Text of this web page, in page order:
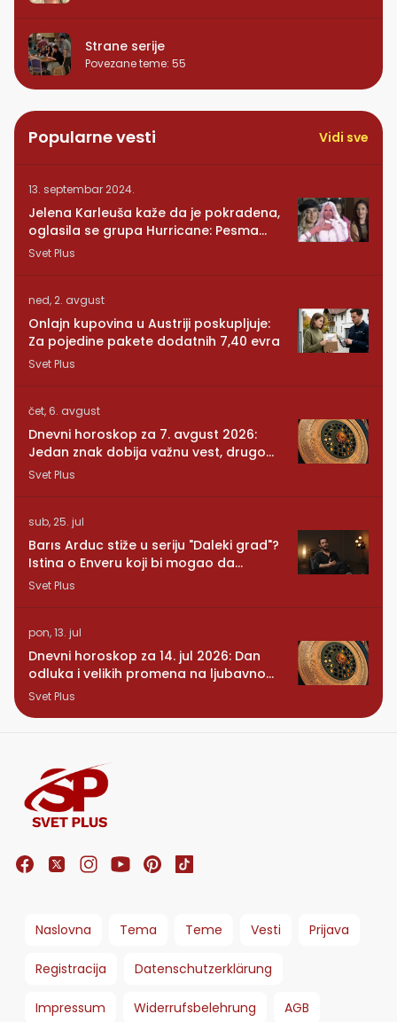
Strane serije
Povezane teme: 55
Popularne vesti Vidi sve
13. septembar 2024.
Jelena Karleuša kaže da je pokradena,
oglasila se grupa Hurricane: Pesma
RUNDE je naša!
Svet Plus
ned, 2. avgust
Onlajn kupovina u Austriji poskupljuje:
Za pojedine pakete dodatnih 7,40 evra
Svet Plus
čet, 6. avgust
Dnevni horoskop za 7. avgust 2026:
Jedan znak dobija važnu vest, drugom
se vraća osoba iz prošlosti
Svet Plus
sub, 25. jul
Barıs Arduc stiže u seriju "Daleki grad"?
Istina o Enveru koji bi mogao da
promeni sve
Svet Plus
pon, 13. jul
Dnevni horoskop za 14. jul 2026: Dan
odluka i velikih promena na ljubavnom
planu
Svet Plus
Naslovna Tema Teme Vesti Prijava
Registracija Datenschutzerklärung
Impressum Widerrufsbelehrung AGB